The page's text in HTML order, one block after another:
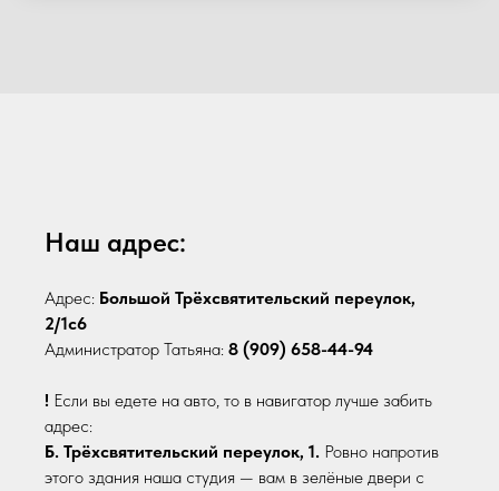
Наш адрес:
Адрес: Большой Трёхсвятительский переулок,
2/1с6
Администратор Татьяна: 8 (909) 658-44-94
! Если вы едете на авто, то в навигатор лучше забить
адрес:
Б. Трёхсвятительский переулок, 1. Ровно напротив
этого здания наша студия — вам в зелёные двери с